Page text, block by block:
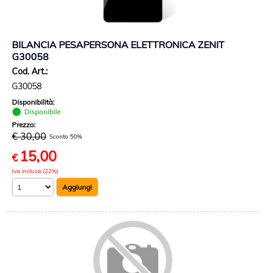
BILANCIA PESAPERSONA ELETTRONICA ZENIT
G30058
Cod. Art.:
G30058
Disponibilità:
Disponibile
Prezzo:
€ 30,00 Sconto 50%
€ 15,00
Iva inclusa (22%)